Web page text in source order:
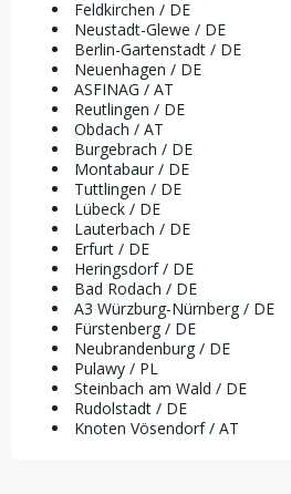
Feldkirchen / DE
Neustadt-Glewe / DE
Berlin-Gartenstadt / DE
Neuenhagen / DE
ASFINAG / AT
Reutlingen / DE
Obdach / AT
Burgebrach / DE
Montabaur / DE
Tuttlingen / DE
Lübeck / DE
Lauterbach / DE
Erfurt / DE
Heringsdorf / DE
Bad Rodach / DE
A3 Würzburg-Nürnberg / DE
Fürstenberg / DE
Neubrandenburg / DE
Pulawy / PL
Steinbach am Wald / DE
Rudolstadt / DE
Knoten Vösendorf / AT